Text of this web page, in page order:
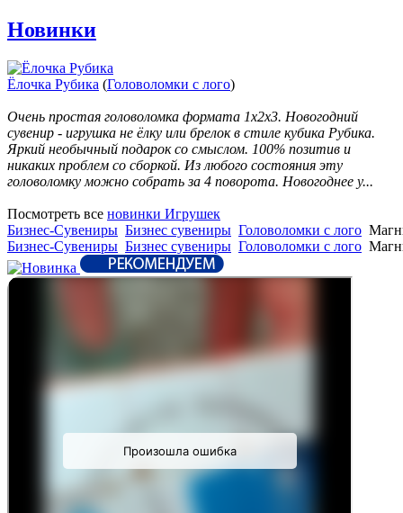
Новинки
Ёлочка Рубика (Головоломки с лого)
Очень простая головоломка формата 1х2х3. Новогодний
сувенир - игрушка не ёлку или брелок в стиле кубика Рубика.
Яркий необычный подарок со смыслом. 100% позитив и
никаких проблем со сборкой. Из любого состояния эту
головоломку можно собрать за 4 поворота. Новогоднее у...
Посмотреть все новинки Игрушек
Бизнес-Сувениры Бизнес сувениры Головоломки с лого
Бизнес-Сувениры Бизнес сувениры Головоломки с лого